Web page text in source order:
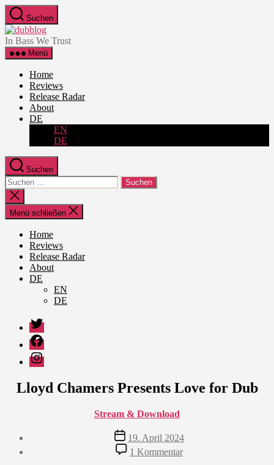
Zum
Inhalt
springen
Suchen
dubblog
In Bass We Trust
Menü
Home
Reviews
Release Radar
About
DE
EN
DE
Suchen
Suche
nach:
Suche
schließen
Menü schließen
Home
Reviews
Release Radar
About
DE
EN
DE
Twitter
Facebook
Instagram
Lloyd Chamers Presents Love for Dub
Stream & Download
Veröffentlichungsdatum
19. April 2024
1 Kommentarzu
Lloyd